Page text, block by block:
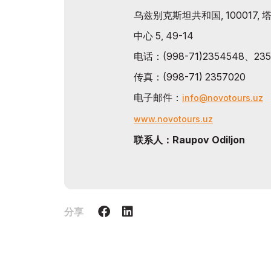
乌兹别克斯坦共和国, 100017,
中心 5, 49-14
电话：(998-71)2354548、
传真：(998-71) 2357020
电子邮件： info@novotours.uz
www.novotours.uz
联系人：Raupov Odiljon
分享